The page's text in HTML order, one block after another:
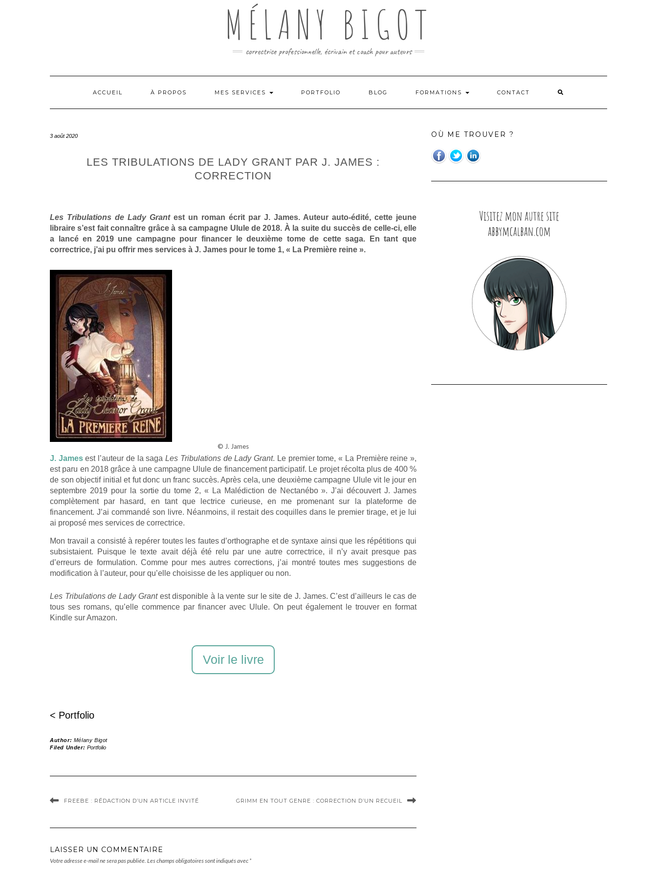
MÉLANY BIGOT
correctrice professionnelle, écrivain et coach pour auteurs
ACCUEIL À PROPOS MES SERVICES PORTFOLIO BLOG FORMATIONS CONTACT
3 août 2020
LES TRIBULATIONS DE LADY GRANT PAR J. JAMES :
CORRECTION
Les Tribulations de Lady Grantest un roman écrit par J. James. Auteur auto-édité, cette jeune
libraire s’est fait connaître grâce à sa campagne Ulule de 2018. À la suite du succès de celle-ci, elle
a lancé en 2019 une campagne pour financer le deuxième tome de cette saga. En tant que
correctrice, j’ai pu offrir mes services à J. James pour le tome 1, « La Première reine ».
© J. James
J. Jamesest l’auteur de la sagaLes Tribulations de Lady Grant. Le premier tome, « La Première reine »,
est paru en 2018 grâce à une campagne Ulule de financement participatif. Le projet récolta plus de 400 %
de son objectif initial et fut donc un franc succès. Après cela, une deuxième campagne Ulule vit le jour en
septembre 2019 pour la sortie du tome 2, « La Malédiction de Nectanébo ». J’ai découvert J. James
complètement par hasard, en tant que lectrice curieuse, en me promenant sur la plateforme de
financement. J’ai commandé son livre. Néanmoins, il restait des coquilles dans le premier tirage, et je lui
ai proposé mes services de correctrice.
Mon travail a consisté à repérer toutes les fautes d’orthographe et de syntaxe ainsi que les répétitions qui
subsistaient. Puisque le texte avait déjà été relu par une autre correctrice, il n’y avait presque pas
d’erreurs de formulation. Comme pour mes autres corrections, j’ai montré toutes mes suggestions de
modification à l’auteur, pour qu’elle choisisse de les appliquer ou non.
Les Tribulations de Lady Grantest disponible à la vente sur le site de J. James. C’est d’ailleurs le cas de
tous ses romans, qu’elle commence par financer avec Ulule. On peut également le trouver en format
Kindle sur Amazon.
Voir le livre
< Portfolio
Author: Mélany Bigot
Filed Under: Portfolio
FREEBE : RÉDACTION D’UN ARTICLE INVITÉ GRIMM EN TOUT GENRE : CORRECTION D’UN RECUEIL
LAISSER UN COMMENTAIRE
Votre adresse e-mail ne sera pas publiée. Les champs obligatoires sont indiqués avec *
OÙ ME TROUVER ?